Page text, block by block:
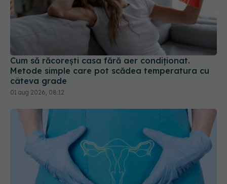
Cum să răcorești casa fără aer condiționat.
Metode simple care pot scădea temperatura cu
câteva grade
01 aug 2026, 08:12